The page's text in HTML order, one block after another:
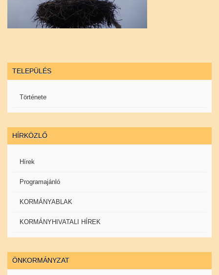
TELEPÜLÉS
Története
HÍRKÖZLŐ
Hírek
Programajánló
KORMÁNYABLAK
KORMÁNYHIVATALI HÍREK
ÖNKORMÁNYZAT